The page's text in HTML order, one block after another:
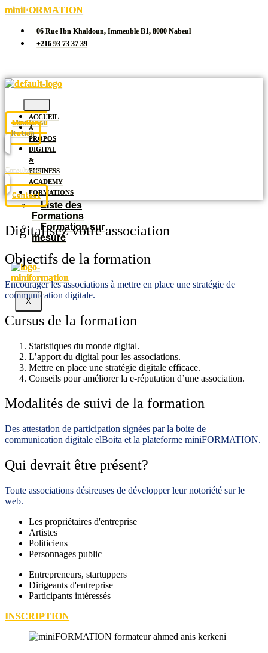
miniFORMATION
06 Rue Ibn Khaldoun, Immeuble B1, 8000 Nabeul
+216 93 73 37 39
ACCUEIL
À
PROPOS
DIGITAL
&
BUSINESS
ACADEMY
FORMATIONS
Liste des
Formations
Formation sur
mesure
X
MiniConsu
ltation
Consultation
Contact
Digitalisez votre association
Objectifs de la formation
Encourager les associations à mettre en place une stratégie de
communication digitale.
Cursus de la formation
Statistiques du monde digital.
L’apport du digital pour les associations.
Mettre en place une stratégie digitale efficace.
Conseils pour améliorer la e-réputation d’une association.
Modalités de suivi de la formation
Des attestation de participation signées par la boite de
communication digitale elBoita et la plateforme miniFORMATION.
Qui devrait être présent?
Toute associations désireuses de développer leur notoriété sur le
web.
Les propriétaires d'entreprise
Artistes
Politiciens
Personnages public
Entrepreneurs, startuppers
Dirigeants d'entreprise
Participants intéressés
INSCRIPTION